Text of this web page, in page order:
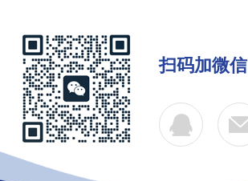
扫码加微信